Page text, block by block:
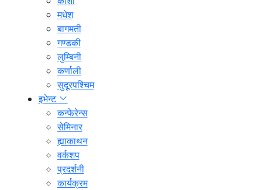
मधेश
बागमती
गण्डकी
लुम्बिनी
कर्णाली
सुदूरपश्चिम
इभेन्ट
कन्फेरेन्स
सेमिनार
ह्याकाथन
वर्कशप
प्रदर्शनी
कार्यक्रम